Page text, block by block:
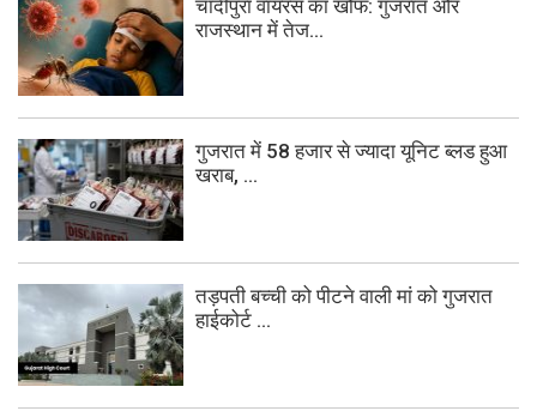
चांदीपुरा वायरस का खौफ: गुजरात और
राजस्थान में तेज...
गुजरात में 58 हजार से ज्यादा यूनिट ब्लड हुआ
खराब, ...
तड़पती बच्ची को पीटने वाली मां को गुजरात
हाईकोर्ट ...